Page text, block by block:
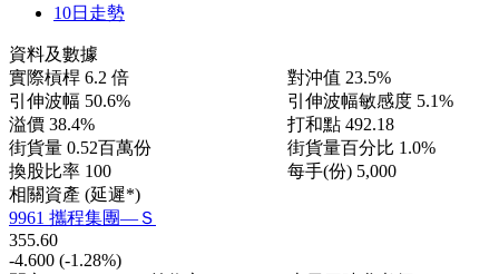
10日走勢
資料及數據
實際槓桿 6.2 倍 對沖值 23.5%
引伸波幅 50.6% 引伸波幅敏感度 5.1%
溢價 38.4% 打和點 492.18
街貨量 0.52百萬份 街貨量百分比 1.0%
換股比率 100 每手(份) 5,000
相關資產 (延遲*)
9961 攜程集團—Ｓ
355.60
-4.600 (-1.28%)